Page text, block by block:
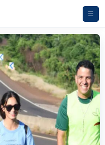
☰